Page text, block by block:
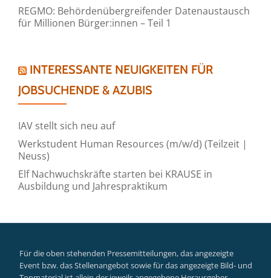
REGMO: Behördenübergreifender Datenaustausch
für Millionen Bürger:innen – Teil 1
INTERESSANTE NEUIGKEITEN FÜR
JOBSUCHENDE & AZUBIS
IAV stellt sich neu auf
Werkstudent Human Resources (m/w/d) (Teilzeit |
Neuss)
Elf Nachwuchskräfte starten bei KRAUSE in
Ausbildung und Jahrespraktikum
Für die oben stehenden Pressemitteilungen, das angezeigte
Event bzw. das Stellenangebot sowie für das angezeigte Bild- und